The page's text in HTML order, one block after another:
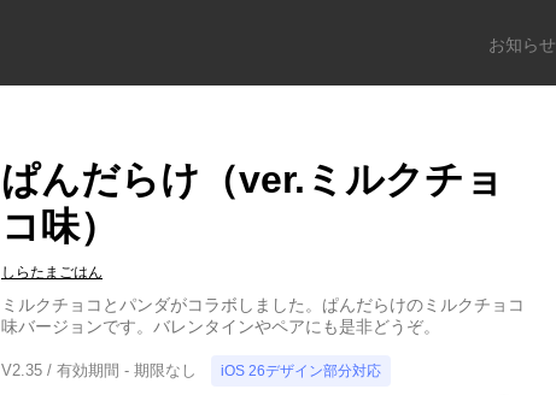
お知らせ
ぱんだらけ（ver.ミルクチョ
コ味）
しらたまごはん
ミルクチョコとパンダがコラボしました。ぱんだらけのミルクチョコ
味バージョンです。バレンタインやペアにも是非どうぞ。
V2.35 / 有効期間 - 期限なし iOS 26デザイン部分対応